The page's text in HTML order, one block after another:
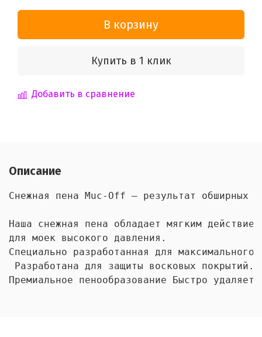
В корзину
Купить в 1 клик
Добавить в сравнение
Описание
Снежная пена Muc-Off – результат обширных
Наша снежная пена обладает мягким
для моек высокого давления.
Специально разработанная для
Разработана для защиты восковых покрытий.
Премиальное пенообразование Быстро